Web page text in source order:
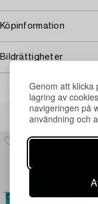
Genom att klicka
lagring av
navigeringen på
användning och
Köpinformation
Bildrättigheter